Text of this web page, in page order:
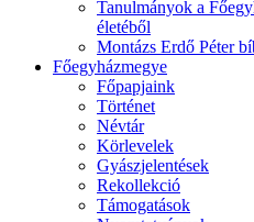
Tanulmányok a
életéből
Montázs Erdő Péter
Főegyházmegye
Főpapjaink
Történet
Névtár
Körlevelek
Gyászjelentések
Rekollekció
Támogatások